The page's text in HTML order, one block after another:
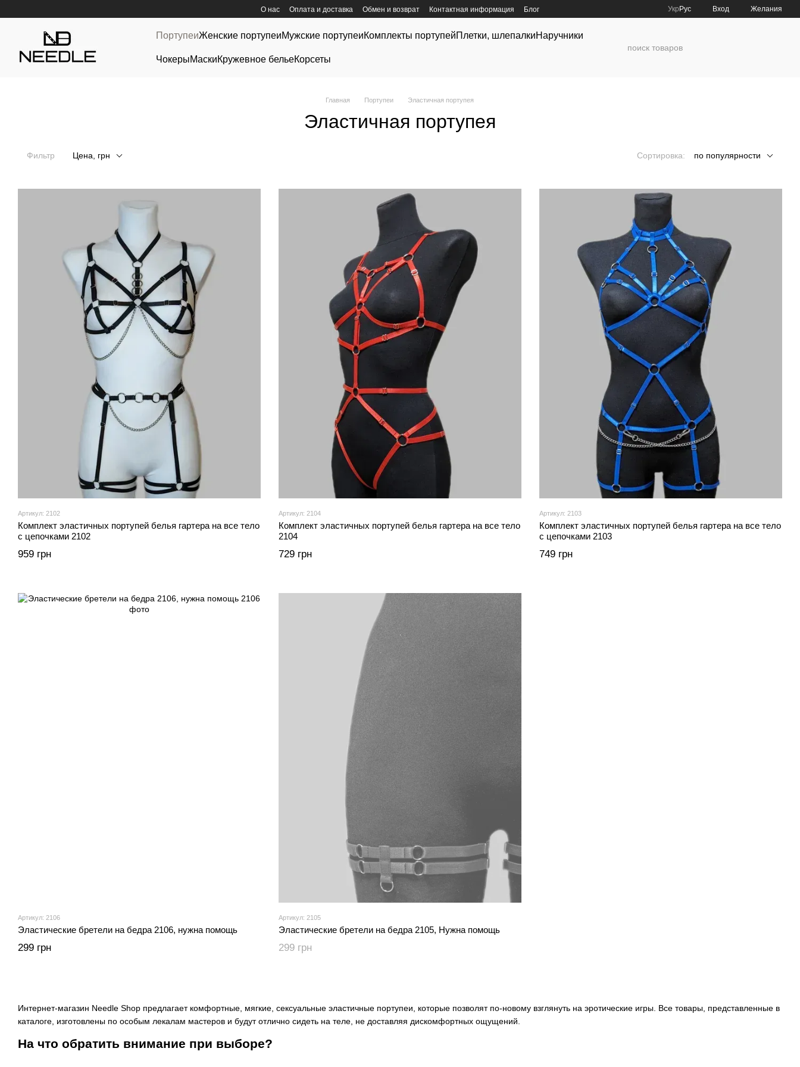
О нас Оплата и доставка Обмен и возврат Контактная информация Блог Укр Рус Вход Желания
ПортупеиЖенские портупеиМужские портупеиКомплекты портупейПлетки, шлепалкиНаручники
ЧокерыМаскиКружевное бельеКорсеты
Главная Портупеи Эластичная портупея
Эластичная портупея
Фильтр Цена, грн Сортировка: по популярности
Интернет-магазин Needle Shop предлагает комфортные, мягкие, сексуальные эластичные портупеи, которые позволят по-новому взглянуть на эротические игры. Все товары, представленные в
каталоге, изготовлены по особым лекалам мастеров и будут отлично сидеть на теле, не доставляя дискомфортных ощущений.
На что обратить внимание при выборе?
Артикул: 2102
Комплект эластичных портупей белья гартера на все тело
с цепочками 2102
959 грн
Артикул: 2104
Комплект эластичных портупей белья гартера на все тело
2104
729 грн
Артикул: 2103
Комплект эластичных портупей белья гартера на все тело
с цепочками 2103
749 грн
Артикул: 2106
Эластические бретели на бедра 2106, нужна помощь
299 грн
Артикул: 2105
Эластические бретели на бедра 2105, Нужна помощь
299 грн